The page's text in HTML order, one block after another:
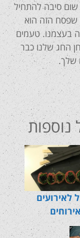
שום סיבה להתחיל
שפסח הזה הוא
בעצמנו. טעמים
החג שלנו כבר
שלך.
נוספות
לאירועים